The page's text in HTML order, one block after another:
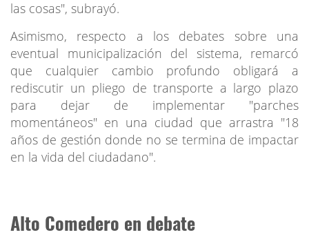
las cosas", subrayó.
Asimismo, respecto a los debates sobre una
eventual municipalización del sistema, remarcó
que cualquier cambio profundo obligará a
rediscutir un pliego de transporte a largo plazo
para dejar de implementar "parches
momentáneos" en una ciudad que arrastra "18
años de gestión donde no se termina de impactar
en la vida del ciudadano".
Alto Comedero en debate